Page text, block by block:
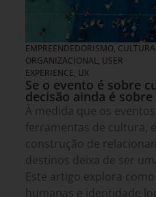
EMPREENDEDORISMO, CULTURA
ORGANIZACIONAL, USER
EXPERIENCE, UX
Se o evento é sobre
decisão ainda é
À medida que os
ferramentas de cultura,
construção de
destinos deixa de ser
Este artigo explora
humanas e identidade